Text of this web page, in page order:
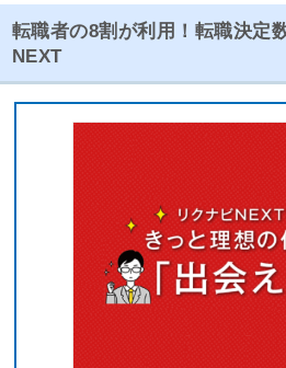
転職者の8割が利用！転職決定
NEXT